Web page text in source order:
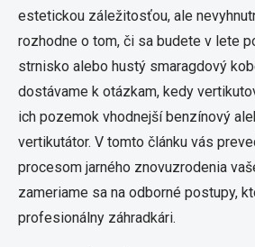
estetickou záležitosťou, ale
rozhodne o tom, či sa budete v lete
strnisko alebo hustý smaragdový
dostávame k otázkam, kedy
ich pozemok vhodnejší benzínový
vertikutátor. V tomto článku vás
procesom jarného znovuzrodenia
zameriame sa na odborné postupy,
profesionálny záhradkári.